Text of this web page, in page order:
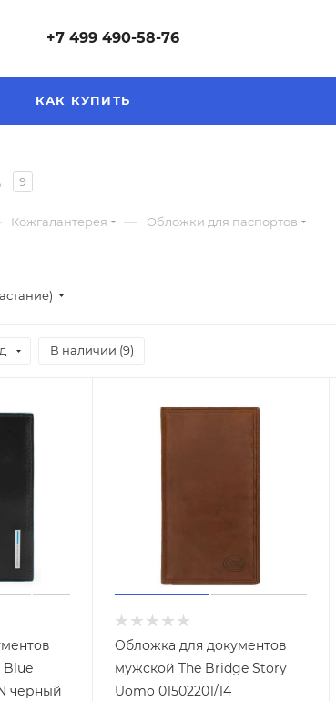
+7 499 490-58-76
КАК КУПИТЬ
9
Кожгалантерея — Обложки для паспортов
В наличии (9)
Blue
черный
Обложка для документов
мужской The Bridge Story
Uomo 01502201/14